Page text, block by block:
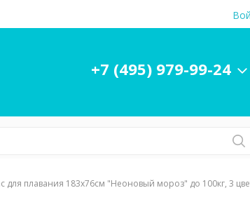
+7 (495) 979-99-24
СПА
для плавания 183х76см "Неоновый мороз" до 100кг, 3